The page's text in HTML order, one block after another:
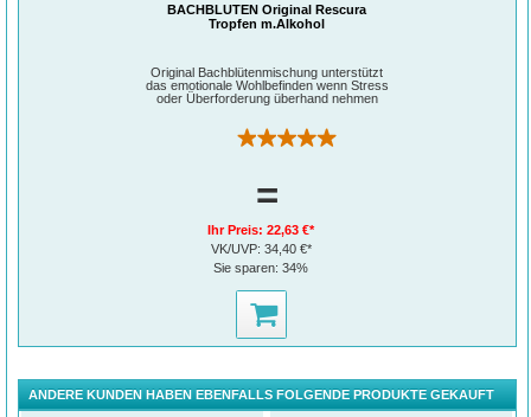
BACHBLÜTEN Original Rescura
Tropfen m.Alkohol
Original Bachblütenmischung unterstützt
das emotionale Wohlbefinden wenn Stress
oder Überforderung überhand nehmen
(1)
=
Ihr Preis:22,63 €*
VK/UVP: 34,40 €*
Sie sparen:34%
ANDERE KUNDEN HABEN EBENFALLS FOLGENDE PRODUKTE GEKAUFT